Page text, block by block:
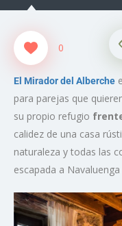
0
El Mirador del Alberche
para parejas que
su propio refugio
calidez de una casa
naturaleza y todas las
escapada a